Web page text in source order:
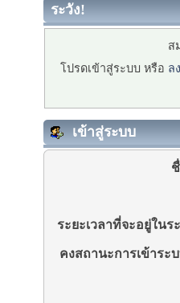
ระวัง!
ส
โปรดเข้าสู่ระบบ หรือ ล
เข้าสู่ระบบ
ระยะเวลาที่จะอยู่ในร
คงสถานะการเข้าระ